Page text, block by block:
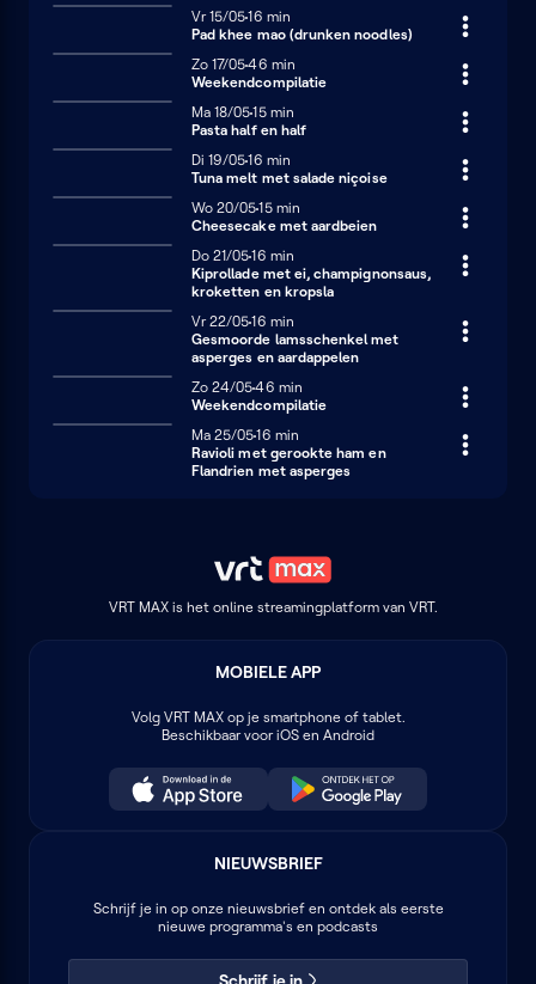
Vrijdag 15 mei
Vr 15/0516 minuten
16 min
Pad khee mao (drunken noodles)
Zondag 17 mei
Zo 17/0546 minuten
46 min
Weekendcompilatie
Maandag 18 mei
Ma 18/0515 minuten
15 min
Pasta half en half
Dinsdag 19 mei
Di 19/0516 minuten
16 min
Tuna melt met salade niçoise
Woensdag 20 mei
Wo 20/0515 minuten
15 min
Cheesecake met aardbeien
Donderdag 21 mei
Do 21/0516 minuten
16 min
Kiprollade met ei, champignonsaus,
kroketten en kropsla
Vrijdag 22 mei
Vr 22/0516 minuten
16 min
Gesmoorde lamsschenkel met
asperges en aardappelen
Zondag 24 mei
Zo 24/0546 minuten
46 min
Weekendcompilatie
Maandag 25 mei
Ma 25/0516 minuten
16 min
Ravioli met gerookte ham en
Flandrien met asperges
VRT MAX is het online streamingplatform van VRT.
MOBIELE APP
Volg VRT MAXop je smartphone of tablet.
Beschikbaar voor iOS en Android
NIEUWSBRIEF
Schrijf je in op onze nieuwsbrief en ontdek als eerste
nieuwe programma's en podcasts
Schrijf je in